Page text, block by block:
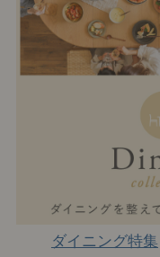
ダイニング特集